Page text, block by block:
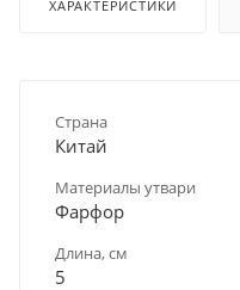
ХАРАКТЕРИСТИКИ
Страна
Китай
Материалы утвари
Фарфор
Длина, см
5